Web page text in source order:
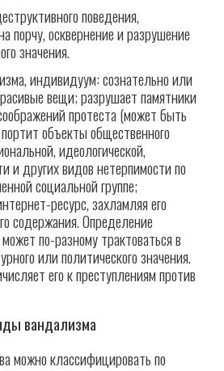
поведения,
порчу, осквернение и разрушение
значения.
индивидуум: сознательно или
вещи; разрушает памятники
протеста (может быть
объекты общественного
идеологической,
и других видов нетерпимости по
социальной группе;
ресурс, захламляя его
содержания. Определение
по-разному трактоваться в
или политического значения.
его к преступлениям против
вандализма
можно классифицировать по